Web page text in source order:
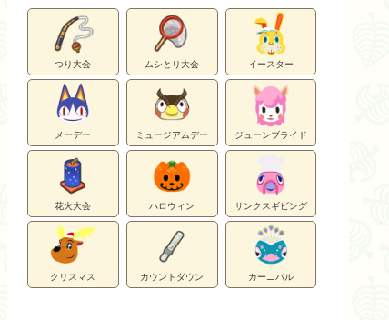
つり大会 ムシとり大会 イースター
メーデー ミュージアムデー ジューンブライド
花火大会 ハロウィン サンクスギビング
クリスマス カウントダウン カーニバル